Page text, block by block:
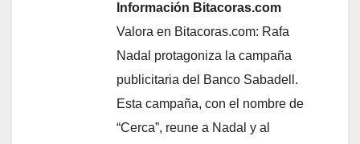
Información Bitacoras.com
Valora en Bitacoras.com: Rafa
Nadal protagoniza la campaña
publicitaria del Banco Sabadell.
Esta campaña, con el nombre de
“Cerca”, reune a Nadal y al